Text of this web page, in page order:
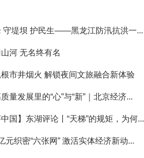
守堤坝 护民生——黑龙江防汛抗洪一...
河 无名终有名
市井烟火 解锁夜间文旅融合新体验
量发展里的“心”与“新”｜北京经济...
中国】东湖评论丨“天梯”的规矩，为何...
元织密“六张网” 激活实体经济新动...